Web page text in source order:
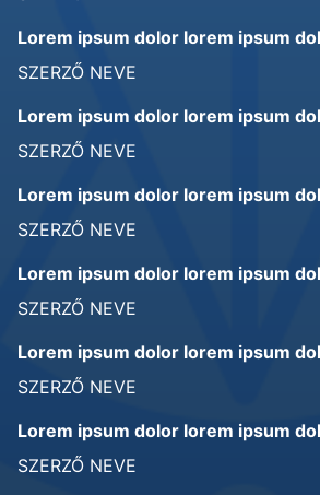
Lorem ipsum dolor lorem ipsum
SZERZŐ NEVE
Lorem ipsum dolor lorem ipsum
SZERZŐ NEVE
Lorem ipsum dolor lorem ipsum
SZERZŐ NEVE
Lorem ipsum dolor lorem ipsum
SZERZŐ NEVE
Lorem ipsum dolor lorem ipsum
SZERZŐ NEVE
Lorem ipsum dolor lorem ipsum
SZERZŐ NEVE